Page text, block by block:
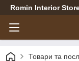
Romin Interior
Товари та